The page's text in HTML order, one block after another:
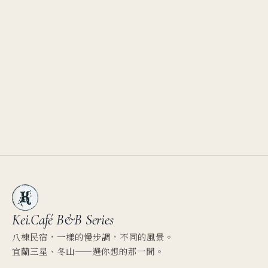
Kei.CaféB&B Series
八棟民宿，一樣的慢步調，不同的風景。
宜蘭三星、冬山——選你想的那一間。